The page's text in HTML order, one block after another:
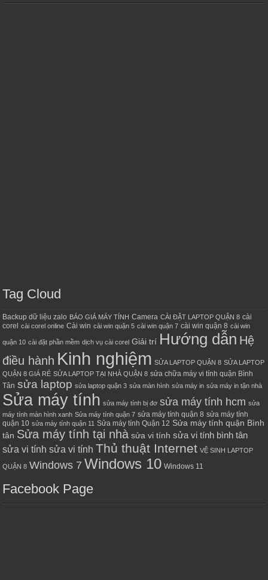
Tag Cloud
Backup dữ liệu zalo BÁO GIÁ MÁY TÍNH Camera CÀI ĐẶT LAPTOP QUẬN 8 cài
corel
cài corel online Cài win cài win quận 5 cài win quận 7 cài win quận 8 cài win
quận 10 cài đặt phần mềm dịch vụ cài corel Giải trí Hướng dẫn Hệ
điều hành Kinh nghiệm SỬA LAPTOP QUẬN 8 SỬA LAPTOP
QUẬN 8 GIÁ RẺ SỬA LAPTOP TẠI NHÀ QUẬN 8 sửa chữa máy vi tính quận Bình
Tân sửa laptop sửa laptop quận 3 sửa màn hình sửa máy in sửa máy in tận nhà
Sửa máy tính sửa máy tính bị đơ sửa máy tính hcm sửa
máy tính màn hình xanh Sửa máy tính quận 7 sửa máy tính quận 8 sửa máy tính
quận 10 sửa máy tính quận 11 Sửa máy tính Quận 12 Sửa máy tính quận Bình
tân Sửa máy tính tại nhà sửa vi tính sửa vi tính bình tân
sửa vi tính sửa vi tính Thủ thuật Internet VỆ SINH LAPTOP
QUẬN 8 Windows 7 Windows 10 Windows 11
Facebook Page